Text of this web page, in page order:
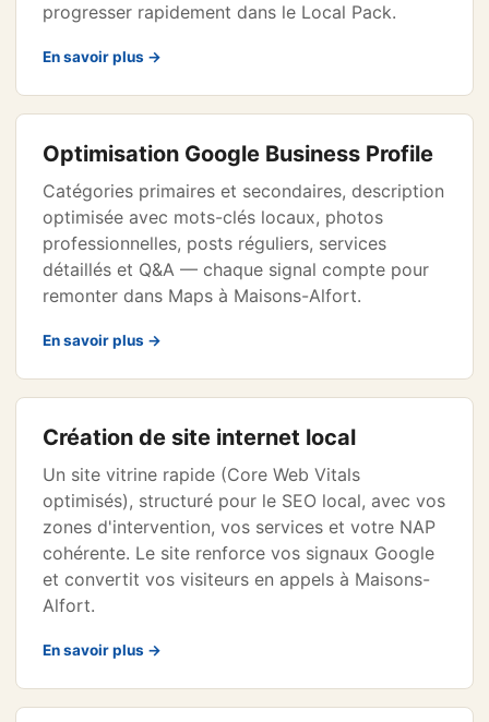
progresser rapidement dans le Local Pack.
En savoir plus →
Optimisation Google Business Profile
Catégories primaires et secondaires, description
optimisée avec mots-clés locaux, photos
professionnelles, posts réguliers, services
détaillés et Q&A — chaque signal compte pour
remonter dans Maps à Maisons-Alfort.
En savoir plus →
Création de site internet local
Un site vitrine rapide (Core Web Vitals
optimisés), structuré pour le SEO local, avec vos
zones d'intervention, vos services et votre NAP
cohérente. Le site renforce vos signaux Google
et convertit vos visiteurs en appels à Maisons-
Alfort.
En savoir plus →